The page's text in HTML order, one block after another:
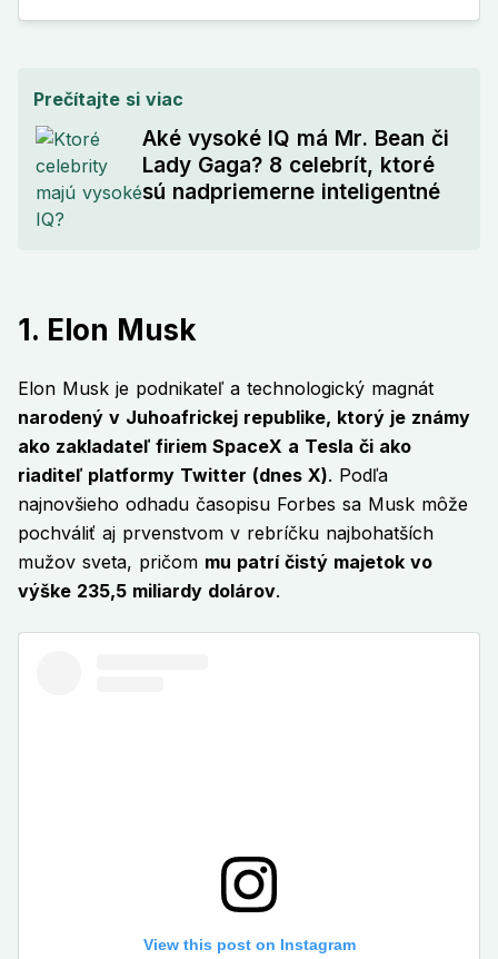
Prečítajte si viac
Aké vysoké IQ má Mr. Bean či
Lady Gaga? 8 celebrít, ktoré
sú nadpriemerne inteligentné
1. Elon Musk
Elon Musk je podnikateľ a technologický magnát
narodený v Juhoafrickej republike, ktorý je známy
ako zakladateľ firiem SpaceX a Tesla či ako
riaditeľ platformy Twitter (dnes X). Podľa
najnovšieho odhadu časopisu Forbes sa Musk môže
pochváliť aj prvenstvom v rebríčku najbohatších
mužov sveta, pričom mu patrí čistý majetok vo
výške 235,5 miliardy dolárov.